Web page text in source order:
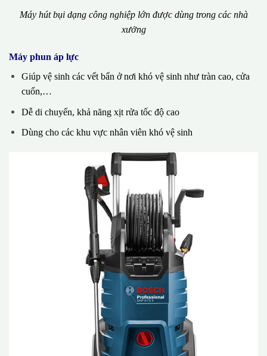
Máy hút bụi dạng công nghiệp lớn được dùng trong các nhà
xưởng
Máy phun áp lực
Giúp vệ sinh các vết bẩn ở nơi khó vệ sinh như tràn cao, cửa
cuốn,…
Dễ di chuyển, khả năng xịt rửa tốc độ cao
Dùng cho các khu vực nhân viên khó vệ sinh